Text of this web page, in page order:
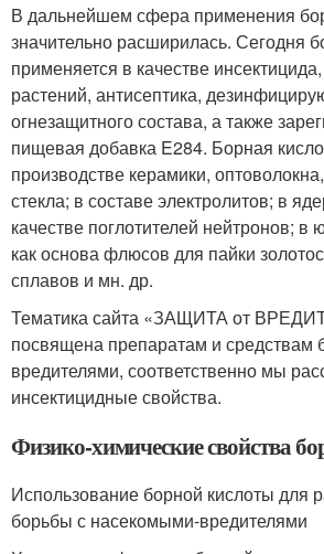
В дальнейшем сфера применения
значительно расширилась. Сегодня
применяется в качестве
растений, антисептика,
огнезащитного состава, а также
пищевая добавка E284. Борная
производстве керамики,
стекла; в составе электролитов; в
качестве поглотителей нейтронов;
как основа флюсов для пайки
сплавов и мн. др.
Тематика сайта «ЗАЩИТА от
посвящена препаратам и средствам
вредителями, соответственно мы
инсектицидные свойства.
Физико-химические свойства
Использование борной кислоты для
борьбы с насекомыми-вредителями